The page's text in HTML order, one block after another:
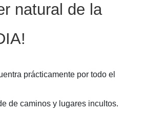
natural de la
prácticamente por todo el
de caminos y lugares incultos.